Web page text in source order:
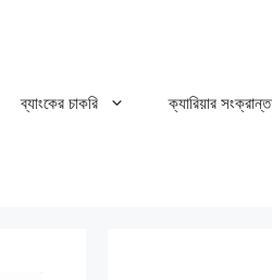
ব্যাংকের চাকরি ক্যারিয়ার সংক্রান্ত